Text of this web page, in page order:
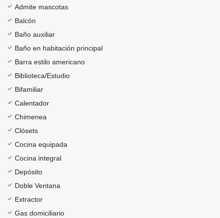
Admite mascotas
Balcón
Baño auxiliar
Baño en habitación principal
Barra estilo americano
Biblioteca/Estudio
Bifamiliar
Calentador
Chimenea
Clósets
Cocina equipada
Cocina integral
Depósito
Doble Ventana
Extractor
Gas domiciliario